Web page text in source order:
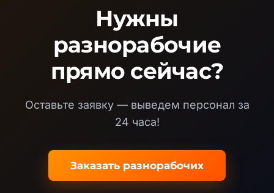
Нужны
разнорабочие
прямо сейчас?
Оставьте заявку — выведем персонал за
24 часа!
Заказать разнорабочих